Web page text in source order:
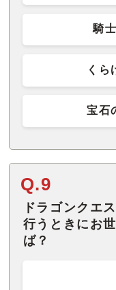
騎
くら
宝石
Q.9
ドラゴンクエ
行うときにお
ば？